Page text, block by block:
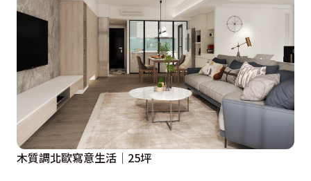
木質調北歐寫意生活│25坪